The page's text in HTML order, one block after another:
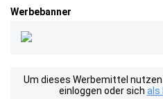
Werbebanner
Um dieses Werbemittel
einloggen oder sich als